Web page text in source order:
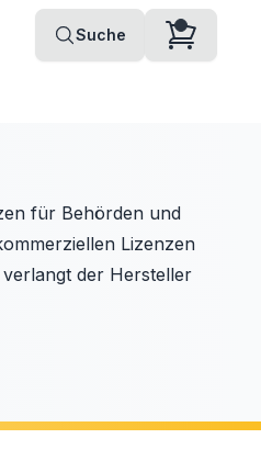
Suche
für Behörden und
Lizenzen
der Hersteller